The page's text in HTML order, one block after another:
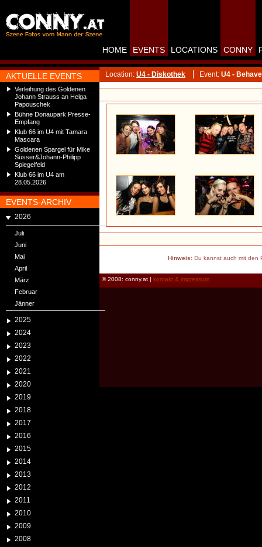
AKTUELLE EVENTS
Verleihung des Goldenen
Johann Strauss an Helga
Papouschek
Bühne Donaupark Presse-
Empfang
Klub 66 im U4 mit Tamara
Mascara
Goldenen Spargel für Mike
Süsser&Johann-Philipp
Spiegelfeld
Klub 66 im U4 am
28.05.2026
EVENTS-ARCHIV
2026
Juli
Juni
Mai
April
März
Februar
Jänner
2025
2024
2023
2022
2021
2020
2019
2018
2017
2016
2015
2014
2013
2012
2011
2010
2009
2008
HOME EVENTS LOCATIONS CONNY
Location: U4 - Diskothek Event: U4 -
Hinweis:Du kannst auch mit den
© 2008: conny.at | kontakt & impressum